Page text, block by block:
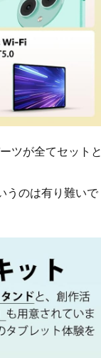
ツが全てセットと
うのは有り難いで